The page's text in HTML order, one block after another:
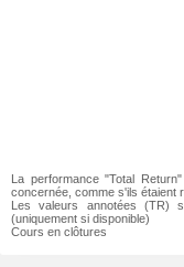
La performance "Total
concernée, comme s'ils étaient
Les valeurs annotées (TR)
(uniquement si disponible)
Cours en clôtures